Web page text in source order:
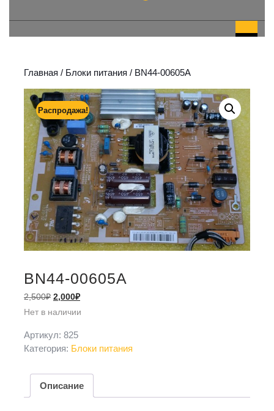
Главная / Блоки питания / BN44-00605A
Распродажа!
BN44-00605A
2,500₽ 2,000₽
Нет в наличии
Артикул: 825
Категория: Блоки питания
Описание